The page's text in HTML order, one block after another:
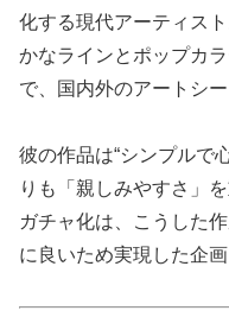
化する現代アーティス
かなラインとポップカ
で、国内外のアートシ
彼の作品は“シンプルで
りも「親しみやすさ」
ガチャ化は、こうした
に良いため実現した企